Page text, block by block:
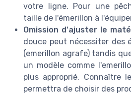
votre ligne. Pour une
taille de l'émerillon à
Omission d'ajuster le
douce peut nécessiter des
(emerillon agrafe) tandis
un modèle comme
plus approprié. Connaître
permettra de choisir des